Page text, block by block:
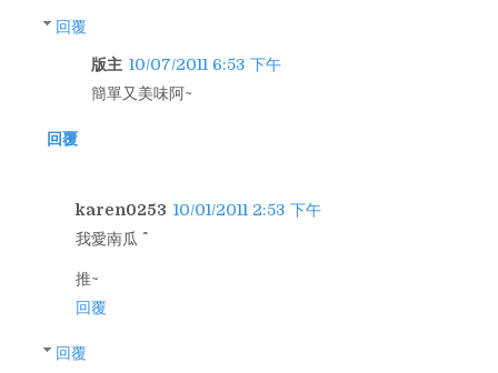
回覆
版主 10/07/2011 6:53 下午
簡單又美味阿~
回覆
karen0253 10/01/2011 2:53 下午
我愛南瓜 ^^
推~
回覆
回覆